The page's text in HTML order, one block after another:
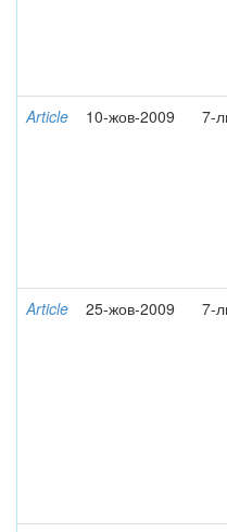
Article 10-жов-2009 7-
Article 25-жов-2009 7-